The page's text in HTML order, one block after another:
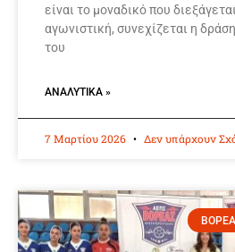
είναι το μοναδικό που
αγωνιστική, συνεχίζεται η
του
ΑΝΑΛΥΤΙΚΆ »
7 Μαρτίου 2026 Δεν υπάρχουν